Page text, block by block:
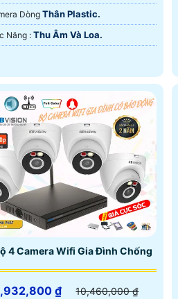
Ngoại SMD.
Dòng Thân Plastic.
️➲ Chức Năng : Thu Âm Và Loa.
4 Camera Wifi Gia Đình Chống
₫ 10,460,000 ₫